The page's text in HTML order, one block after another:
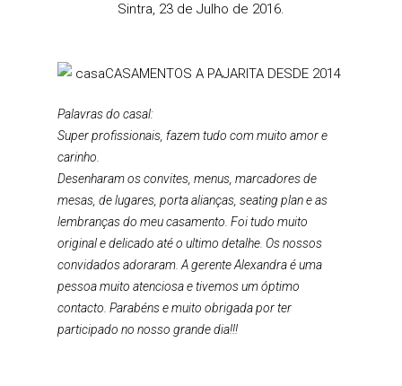
Sintra, 23 de Julho de 2016.
Palavras do casal:
Super profissionais, fazem tudo com muito amor e
carinho.
Desenharam os convites, menus, marcadores de
mesas, de lugares, porta alianças, seating plan e as
lembranças do meu casamento. Foi tudo muito
original e delicado até o ultimo detalhe. Os nossos
convidados adoraram. A gerente Alexandra é uma
pessoa muito atenciosa e tivemos um óptimo
contacto. Parabéns e muito obrigada por ter
participado no nosso grande dia!!!